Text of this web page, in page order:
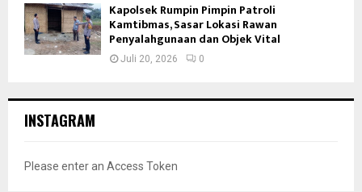
Kapolsek Rumpin Pimpin Patroli
Kamtibmas, Sasar Lokasi Rawan
Penyalahgunaan dan Objek Vital
Juli 20, 2026 0
INSTAGRAM
Please enter an Access Token